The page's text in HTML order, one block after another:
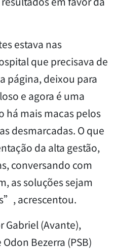
estava nas
que precisava de
página, deixou para
e agora é uma
há mais macas pelos
desmarcadas. O que
da alta gestão,
conversando com
as soluções sejam
acrescentou.
Gabriel (Avante),
Bezerra (PSB)